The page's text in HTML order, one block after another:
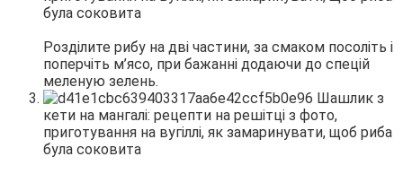
Розділите рибу на дві частини, за смаком посоліть і
поперчіть м’ясо, при бажанні додаючи до спецій
меленую зелень.